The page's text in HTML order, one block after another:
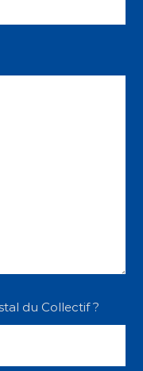
du Collectif ?